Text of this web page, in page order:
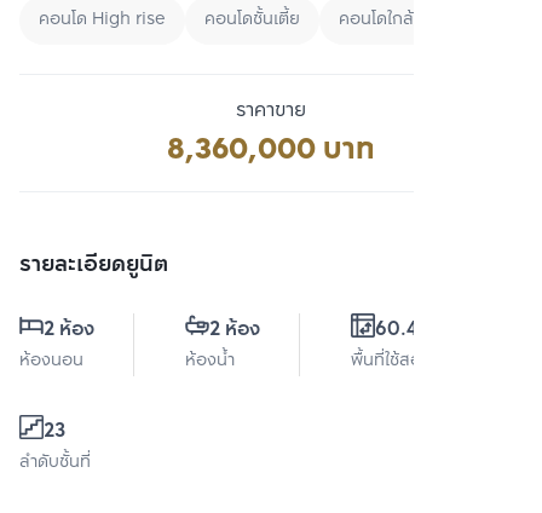
คอนโด High rise คอนโดชั้นเตี้ย คอนโดใกล้ BTS
ราคาขาย
8,360,000 บาท
รายละเอียดยูนิต
2 ห้อง
ห้องนอน
2 ห้อง
ห้องน้ำ
60.48 ตร.ม.
พื้นที่ใช้สอย
23
ลำดับชั้นที่